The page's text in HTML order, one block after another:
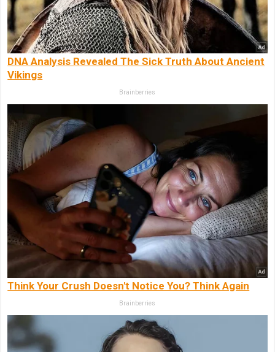
DNA Analysis Revealed The Sick Truth About Ancient
Vikings
Brainberries
Think Your Crush Doesn't Notice You? Think Again
Brainberries